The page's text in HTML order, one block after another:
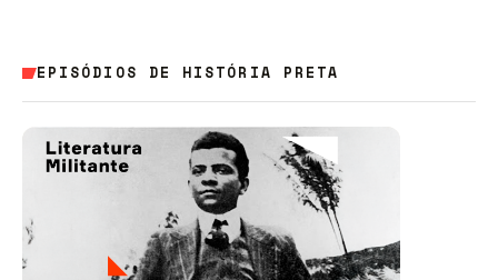
EPISÓDIOS DE HISTÓRIA PRETA